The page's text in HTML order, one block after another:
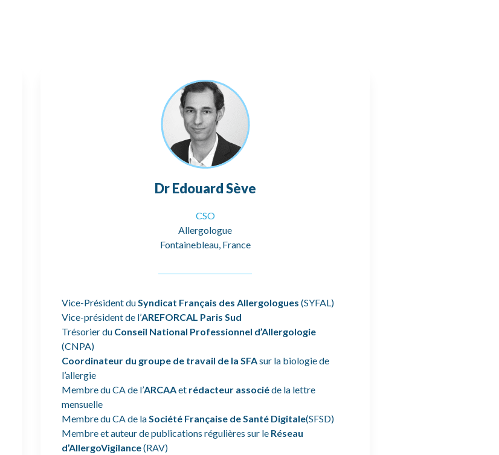
Dr Edouard Sève
CSO
Allergologue
Fontainebleau, France
Vice-Président du Syndicat Français des Allergologues (SYFAL)
Vice-président de l’AREFORCAL Paris Sud
Trésorier du Conseil National Professionnel d’Allergologie
(CNPA)
Coordinateur du groupe de travail de la SFAsur la biologie de
l’allergie
Membre du CA de l’ARCAAet rédacteur associéde la lettre
mensuelle
Membre du CA de la Société Française de Santé Digitale(SFSD)
Membre et auteur de publications régulières sur le Réseau
d’AllergoVigilance(RAV)